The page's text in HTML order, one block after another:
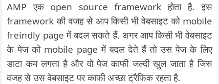
AMP एक open source framework होता है. इस
framework की वजह से आप किसी भी वेबसाइट को mobile
freindly page में बदल सकते हैं. अगर आप किसी भी वेबसाइट
के पेज को mobile page में बदल देते हैं तो उस पेज के लिए
डाटा कम लगता है और वो पेज काफी जल्दी खुल जाता है जिस
वजह से उस वेबसाइट पर काफी अच्छा ट्रैफिक रहता है.